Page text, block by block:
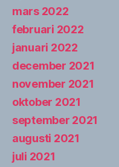
mars 2022
februari 2022
januari 2022
december 2021
november 2021
oktober 2021
september 2021
augusti 2021
juli 2021